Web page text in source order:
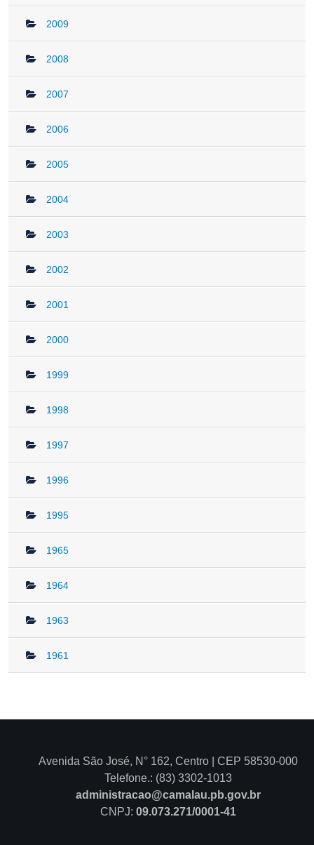
Avenida São José, N° 162, Centro | CEP 58530-000
Telefone.: (83) 3302-1013
administracao@camalau.pb.gov.br
CNPJ: 09.073.271/0001-41